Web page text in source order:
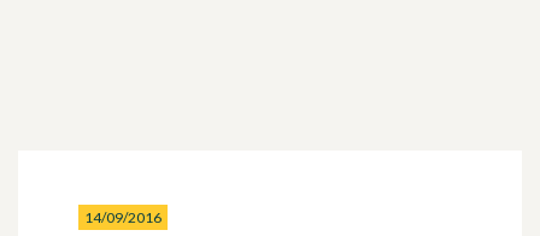
14/09/2016